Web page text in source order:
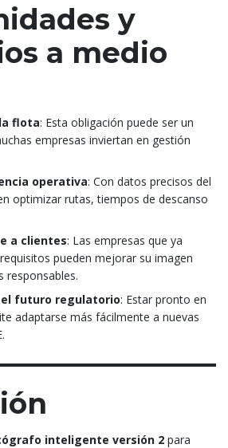
y
a medio
flota: Esta obligación puede ser un
empresas inviertan en gestión
operativa: Con datos precisos del
optimizar rutas, tiempos de descanso
a clientes: Las empresas que ya
pueden mejorar su imagen
responsables.
el futuro regulatorio: Estar pronto en
adaptarse más fácilmente a nuevas
inteligente versión 2 para